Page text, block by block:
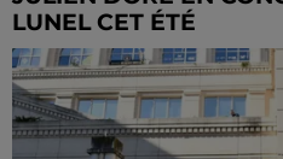
LUNEL CET ÉTÉ